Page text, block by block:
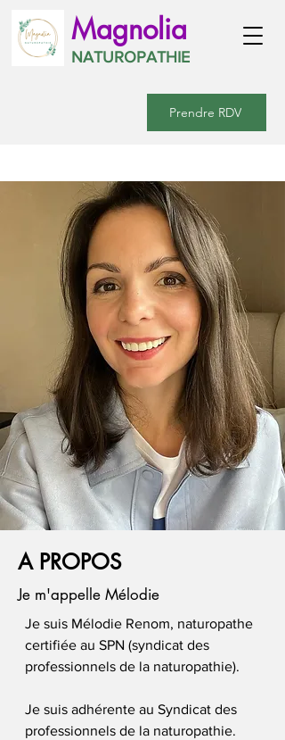
Magnolia
NATUROPATHIE
Prendre RDV
A PROPOS
Je m'appelle Mélodie
Je suis Mélodie Renom, naturopathe
certifiée au SPN (syndicat des
professionnels de la naturopathie).
Je suis adhérente au Syndicat des
professionnels de la naturopathie.